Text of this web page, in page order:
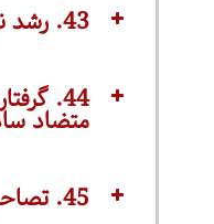
43. رشد نجومی به سبک آمازون
44.
متضاد
45. تصاحب بازار به سبک گوگل